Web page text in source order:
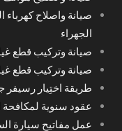
صيانة واصلاح
الجهراء
صيانة وتركيب قطع
صيانة وتركيب قطع
طريقة اختِيار رسيفر
عقود سنوية لمكافحة
عمل مفاتيح سيارة